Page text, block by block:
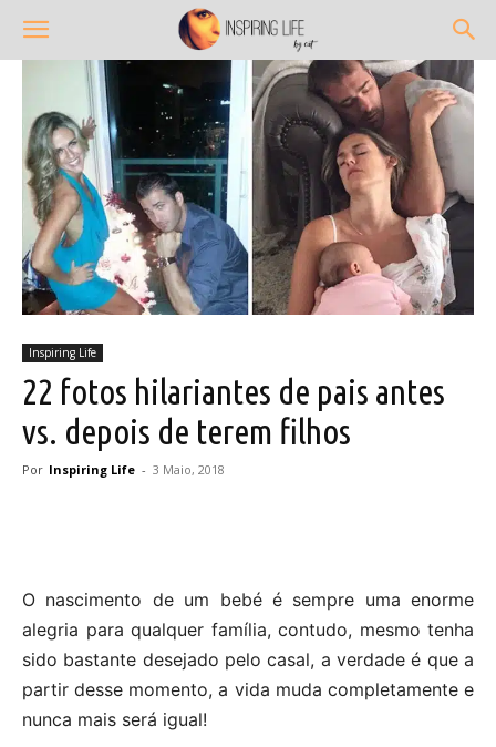
Inspiring Life
22 fotos hilariantes de pais antes
vs. depois de terem filhos
Por Inspiring Life - 3 Maio, 2018
O nascimento de um bebé é sempre uma enorme
alegria para qualquer família, contudo, mesmo tenha
sido bastante desejado pelo casal, a verdade é que a
partir desse momento, a vida muda completamente e
nunca mais será igual!